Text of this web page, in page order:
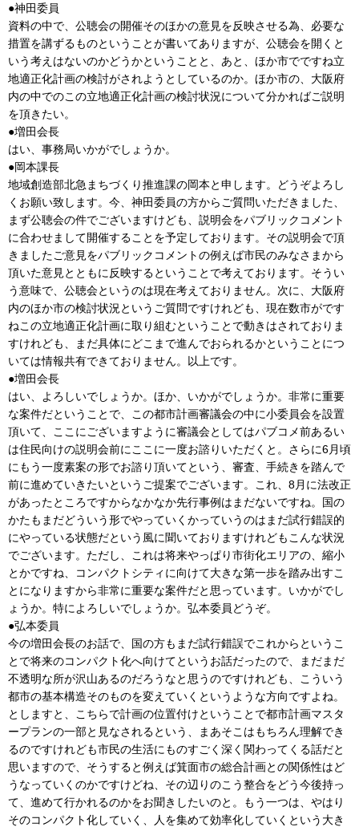
●神田委員
資料の中で、公聴会の開催そのほかの意見を反映させる為、必要な
措置を講ずるものということが書いてありますが、公聴会を開くと
いう考えはないのかどうかということと、あと、ほか市でですね立
地適正化計画の検討がされようとしているのか。ほか市の、大阪府
内の中でのこの立地適正化計画の検討状況について分かればご説明
を頂きたい。
●増田会長
はい、事務局いかがでしょうか。
●岡本課長
地域創造部北急まちづくり推進課の岡本と申します。どうぞよろし
くお願い致します。今、神田委員の方からご質問いただきました、
まず公聴会の件でございますけども、説明会をパブリックコメント
に合わせまして開催することを予定しております。その説明会で頂
きましたご意見をパブリックコメントの例えば市民のみなさまから
頂いた意見とともに反映するということで考えております。そうい
う意味で、公聴会というのは現在考えておりません。次に、大阪府
内のほか市の検討状況というご質問ですけれども、現在数市がです
ねこの立地適正化計画に取り組むということで動きはされておりま
すけれども、まだ具体にどこまで進んでおられるかということにつ
いては情報共有できておりません。以上です。
●増田会長
はい、よろしいでしょうか。ほか、いかがでしょうか。非常に重要
な案件だということで、この都市計画審議会の中に小委員会を設置
頂いて、ここにございますように審議会としてはパブコメ前あるい
は住民向けの説明会前にここに一度お諮りいただくと。さらに6月頃
にもう一度素案の形でお諮り頂いてという、審査、手続きを踏んで
前に進めていきたいというご提案でございます。これ、8月に法改正
があったところですからなかなか先行事例はまだないですね。国の
かたもまだどういう形でやっていくかっていうのはまだ試行錯誤的
にやっている状態だという風に聞いておりますけれどもこんな状況
でございます。ただし、これは将来やっぱり市街化エリアの、縮小
とかですね、コンパクトシティに向けて大きな第一歩を踏み出すこ
とになりますから非常に重要な案件だと思っています。いかがでし
ょうか。特によろしいでしょうか。弘本委員どうぞ。
●弘本委員
今の増田会長のお話で、国の方もまだ試行錯誤でこれからというこ
とで将来のコンパクト化へ向けてというお話だったので、まだまだ
不透明な所が沢山あるのだろうなと思うのですけれども、こういう
都市の基本構造そのものを変えていくというような方向ですよね。
としますと、こちらで計画の位置付けということで都市計画マスタ
ープランの一部と見なされるという、まあそこはもちろん理解でき
るのですけれども市民の生活にものすごく深く関わってくる話だと
思いますので、そうすると例えば箕面市の総合計画との関係性はど
うなっていくのかですけどね、その辺りのこう整合をどう今後持っ
て、進めて行かれるのかをお聞きしたいのと。もう一つは、やはり
そのコンパクト化していく、人を集めて効率化していくという大き